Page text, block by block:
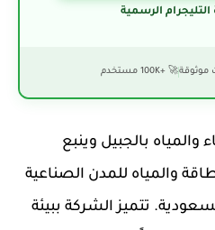
الرسمية
موثوقة🚀 +100K مستخدم
والمياه بالجبيل وينبع
والمياه للمدن الصناعية
تتميز الشركة ببيئة